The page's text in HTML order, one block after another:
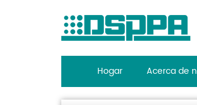
Hogar Acerca de